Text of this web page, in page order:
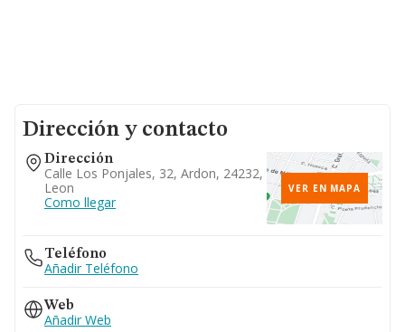
Dirección y contacto
Dirección
Calle Los Ponjales, 32, Ardon, 24232,
Leon
Como llegar
VER EN MAPA
Teléfono
Añadir Teléfono
Web
Añadir Web